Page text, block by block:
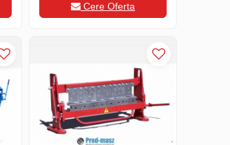
Cere Oferta